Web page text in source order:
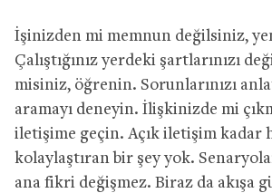
İşinizden mi memnun değilsiniz,
Çalıştığınız yerdeki şartlarınızı
misiniz, öğrenin. Sorunlarınızı
aramayı deneyin. İlişkinizde mi
iletişime geçin. Açık iletişim kadar
kolaylaştıran bir şey yok.
ana fikri değişmez. Biraz da akışa